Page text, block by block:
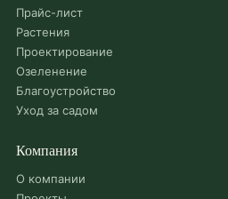
Прайс-лист
Растения
Проектирование
Озеленение
Благоустройство
Уход за садом
Компания
О компании